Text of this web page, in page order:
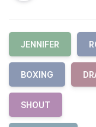
JENNIFER
BOXING
SHOUT